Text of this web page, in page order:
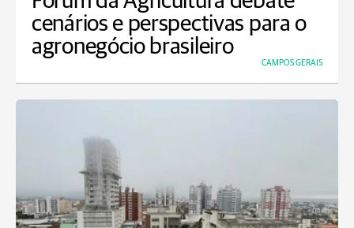
cenários e perspectivas para o
agronegócio brasileiro
CAMPOS GERAIS